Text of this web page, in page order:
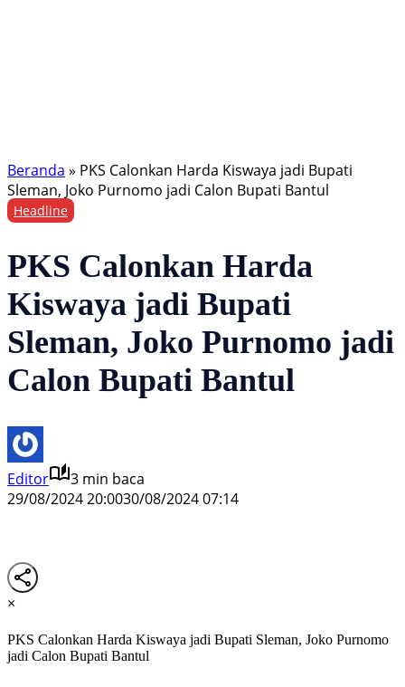
Beranda » PKS Calonkan Harda Kiswaya jadi Bupati
Sleman, Joko Purnomo jadi Calon Bupati Bantul
Headline
PKS Calonkan Harda
Kiswaya jadi Bupati
Sleman, Joko Purnomo jadi
Calon Bupati Bantul
Editor
3 min baca
29/08/2024 20:0030/08/2024 07:14
×
PKS Calonkan Harda Kiswaya jadi Bupati Sleman, Joko Purnomo
jadi Calon Bupati Bantul